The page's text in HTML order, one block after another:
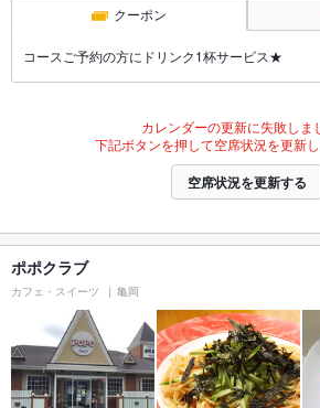
クーポン
コースご予約の方にドリンク1杯サービス★
カレンダーの更新に失敗しま
下記ボタンを押して空席状況を更新し
空席状況を更新する
ポポクラブ
カフェ・スイーツ 亀岡